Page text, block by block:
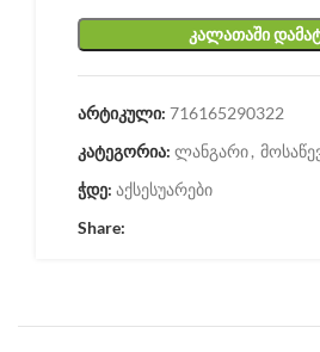
ᲙᲐᲚᲐᲗᲐᲨᲘ
არტიკული: 716165290322
კატეგორია: ლანგარი,
ჭდე: აქსესუარები
Share: